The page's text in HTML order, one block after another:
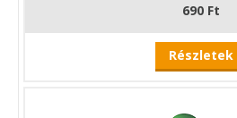
690 Ft
Részletek